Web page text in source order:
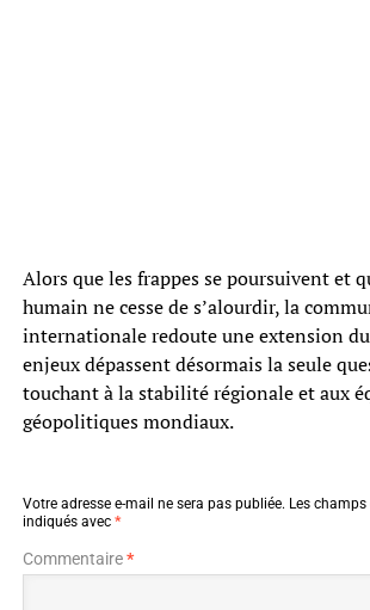
Alors que les frappes se poursuivent et
humain ne cesse de s’alourdir, la
internationale redoute une extension
enjeux dépassent désormais la seule
touchant à la stabilité régionale et aux
géopolitiques mondiaux.
Votre adresse e-mail ne sera pas publiée. Les
indiqués avec *
Commentaire*